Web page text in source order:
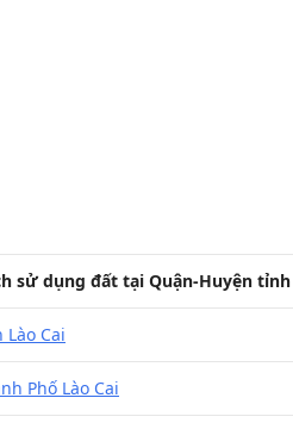
sử dụng đất tại Quận-Huyện tỉnh
Cai
Phố Lào Cai